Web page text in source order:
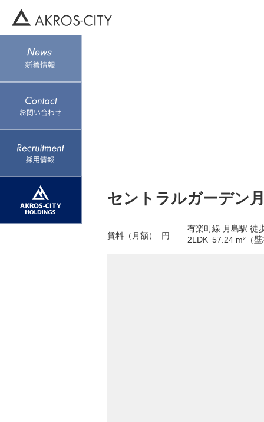
セントラルガーデン
賃料（月額） 円
有楽町線 月島駅 徒
2LDK 57.24 m²（